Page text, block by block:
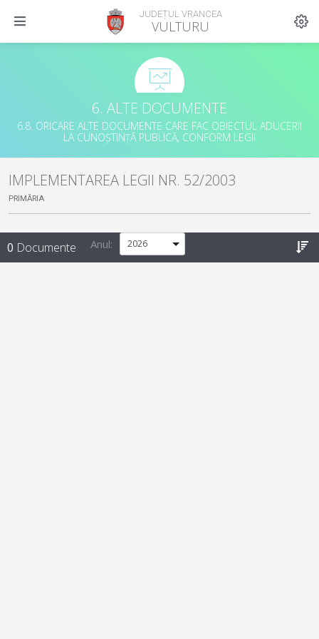
JUDEȚUL VRANCEA
VULTURU
6. ALTE DOCUMENTE
6.8. ORICARE ALTE DOCUMENTE CARE FAC OBIECTUL ADUCERII
LA CUNOȘTINȚĂ PUBLICĂ, CONFORM LEGII
IMPLEMENTAREA LEGII NR. 52/2003
PRIMĂRIA
0 Documente Anul: